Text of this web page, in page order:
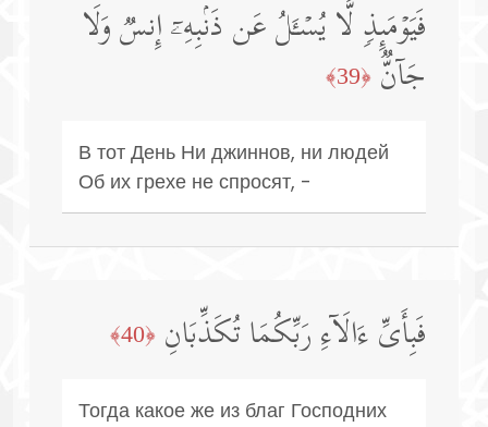
فَیَوۡمَىِٕذࣲ لَّا یُسۡـَٔلُ عَن ذَنۢبِهِۦۤ إِنسࣱ وَلَا
جَاۤنࣱّ ﴿39﴾
В тот День Ни джиннов, ни людей
Об их грехе не спросят, -
فَبِأَیِّ ءَالَاۤءِ رَبِّكُمَا تُكَذِّبَانِ ﴿40﴾
Тогда какое же из благ Господних